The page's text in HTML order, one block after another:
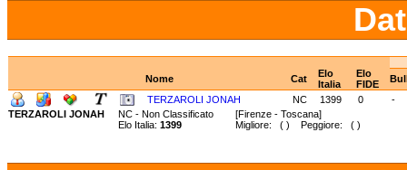
Nome Cat
Elo
Italia
Elo
FIDE
TERZAROLI JONAH
NC 1399 0
-
TERZAROLI JONAH
NC - Non Classificato [Firenze - Toscana]
Elo Italia: 1399 Migliore: ( ) Peggiore: ( )